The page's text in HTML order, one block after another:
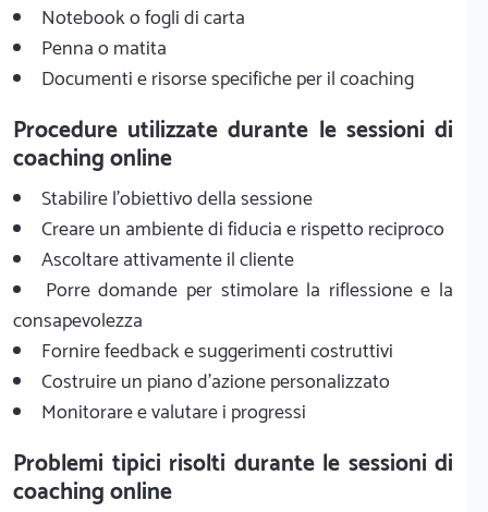
Notebook o fogli di carta
Penna o matita
Documenti e risorse specifiche per il coaching
Procedure utilizzate durante le sessioni di
coaching online
Stabilire l'obiettivo della sessione
Creare un ambiente di fiducia e rispetto reciproco
Ascoltare attivamente il cliente
Porre domande per stimolare la riflessione e la
consapevolezza
Fornire feedback e suggerimenti costruttivi
Costruire un piano d'azione personalizzato
Monitorare e valutare i progressi
Problemi tipici risolti durante le sessioni di
coaching online